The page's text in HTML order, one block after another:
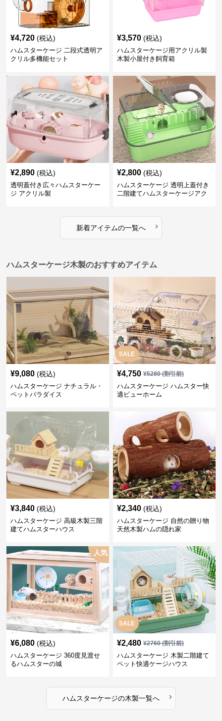
¥4,720 (税込)
ハムスターケージ 二段式透明ア
クリル多機能セット
¥3,570 (税込)
ハムスターケージ用アクリル製
木製小屋付き飼育箱
¥2,890 (税込)
透明蓋付き広々ハムスターケー
ジ アクリル製
¥2,800 (税込)
ハムスターケージ 透明上蓋付き
二階建てハムスターケージアク
新着アイテムの一覧へ ›
ハムスターケージ木製のおすすめアイテム
¥9,080 (税込)
ハムスターケージ ナチュラル・
ペットパラダイス
SALE
¥4,750 ¥5280(割引前)
ハムスターケージ ハムスター快
適ビューホーム
¥3,840 (税込)
ハムスターケージ 高級木製三階
建てハムスターハウス
¥2,340 (税込)
ハムスターケージ 自然の贈り物
天然木製ハムの隠れ家
人気
¥6,080 (税込)
ハムスターケージ 360度見渡せ
るハムスターの城
SALE
¥2,480 ¥2760(割引前)
ハムスターケージ 木製二階建て
ペット快適ケージハウス
ハムスターケージの木製一覧へ ›